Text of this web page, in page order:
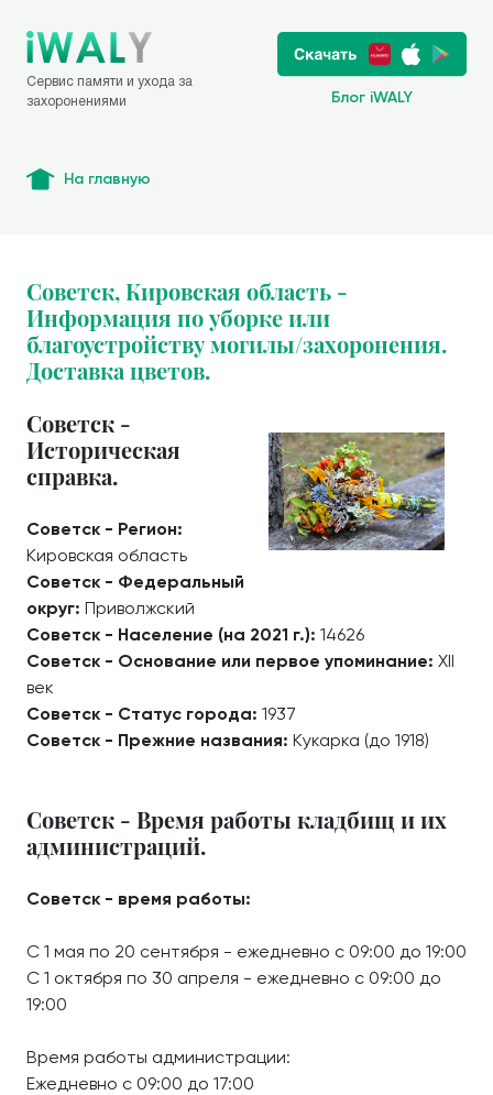
Сервис памяти и ухода за
захоронениями
Блог iWALY
На главную
Советск, Кировская область -
Информация по уборке или
благоустройству могилы/захоронения.
Доставка цветов.
Советск -
Историческая
справка.
Советск - Регион:
Кировская область
Советск - Федеральный
округ: Приволжский
Советск - Население (на 2021 г.): 14626
Советск - Основание или первое упоминание: XII
век
Советск - Статус города: 1937
Советск - Прежние названия: Кукарка (до 1918)
Советск - Время работы кладбищ и их
администраций.
Советск - время работы:
С 1 мая по 20 сентября - ежедневно с 09:00 до 19:00
С 1 октября по 30 апреля - ежедневно с 09:00 до
19:00
Время работы администрации:
Ежедневно с 09:00 до 17:00